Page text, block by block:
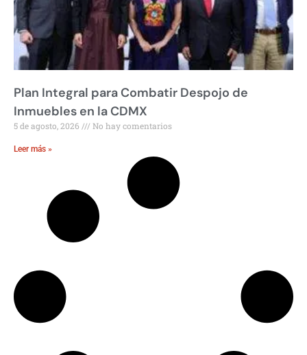
Plan Integral para Combatir Despojo de
Inmuebles en la CDMX
5 de agosto, 2026 No hay comentarios
Leer más »